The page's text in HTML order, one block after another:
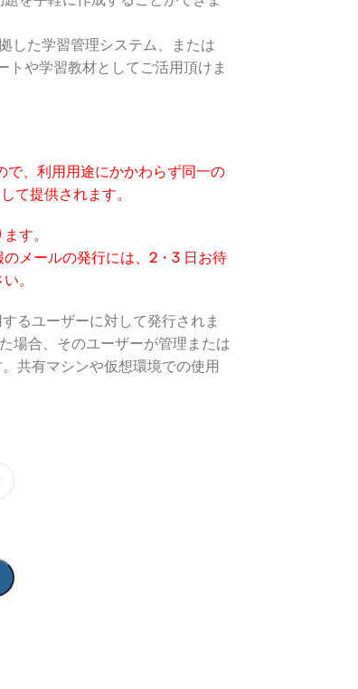
した学習管理システム、または
や学習教材としてご活用頂けま
、利用用途にかかわらず同一の
て提供されます。
す。
メールの発行には、2・3 日お待
。
るユーザーに対して発行されま
場合、そのユーザーが管理または
共有マシンや仮想環境での使用